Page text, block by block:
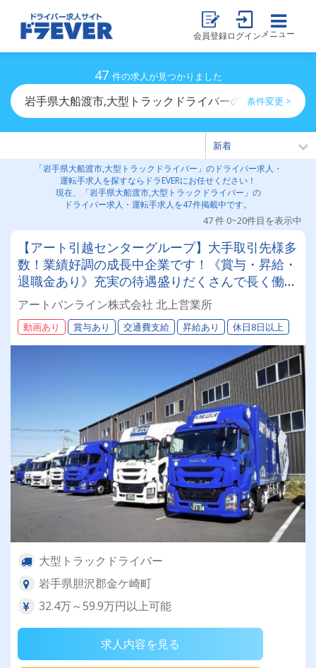
会員登録ログイン メニュー
47 件の求人が見つかりました
岩手県大船渡市,大型トラックドライバーのドライバー求
条件変更 >
「岩手県大船渡市,大型トラックドライバー」のドライバー求人・
運転手求人を探すならドラEVERにお任せください！
現在、「岩手県大船渡市,大型トラックドライバー」の
ドライバー求人・運転手求人を47件掲載中です。
47 件 0~20件目を表示中
【アート引越センターグループ】大手取引先様多
数！業績好調の成長中企業です！《賞与・昇給・
退職金あり》充実の待遇盛りだくさんで長く働け
ます！《大型ドライバー》★未経験ＯＫ★仕事と
プライベートの両立が叶う環境です♪【紹介者制
度あり！】
アートバンライン株式会社 北上営業所
動画あり 賞与あり 交通費支給 昇給あり 休日8日以上
大型トラックドライバー
岩手県胆沢郡金ケ崎町
32.4万～59.9万円以上可能
求人内容を見る